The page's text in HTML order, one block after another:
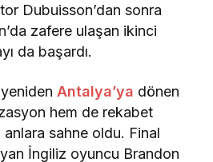
Dubuisson’dan sonra
zafere ulaşan ikinci
da başardı.
yenidenAntalya’ya dönen
hem de rekabet
anlara sahne oldu. Final
İngiliz oyuncu Brandon